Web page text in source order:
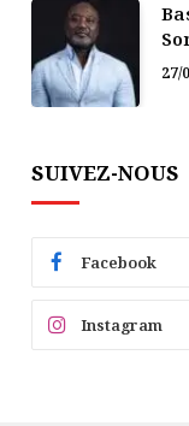
27/
SUIVEZ-NOUS
Facebook
Instagram